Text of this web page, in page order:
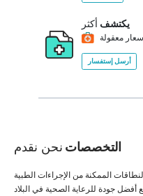
يكتشف أكثر
معقولة
أرسل إستفسار
التخصصات نحن نقدم
الممكنة من الإجراءات الطبية